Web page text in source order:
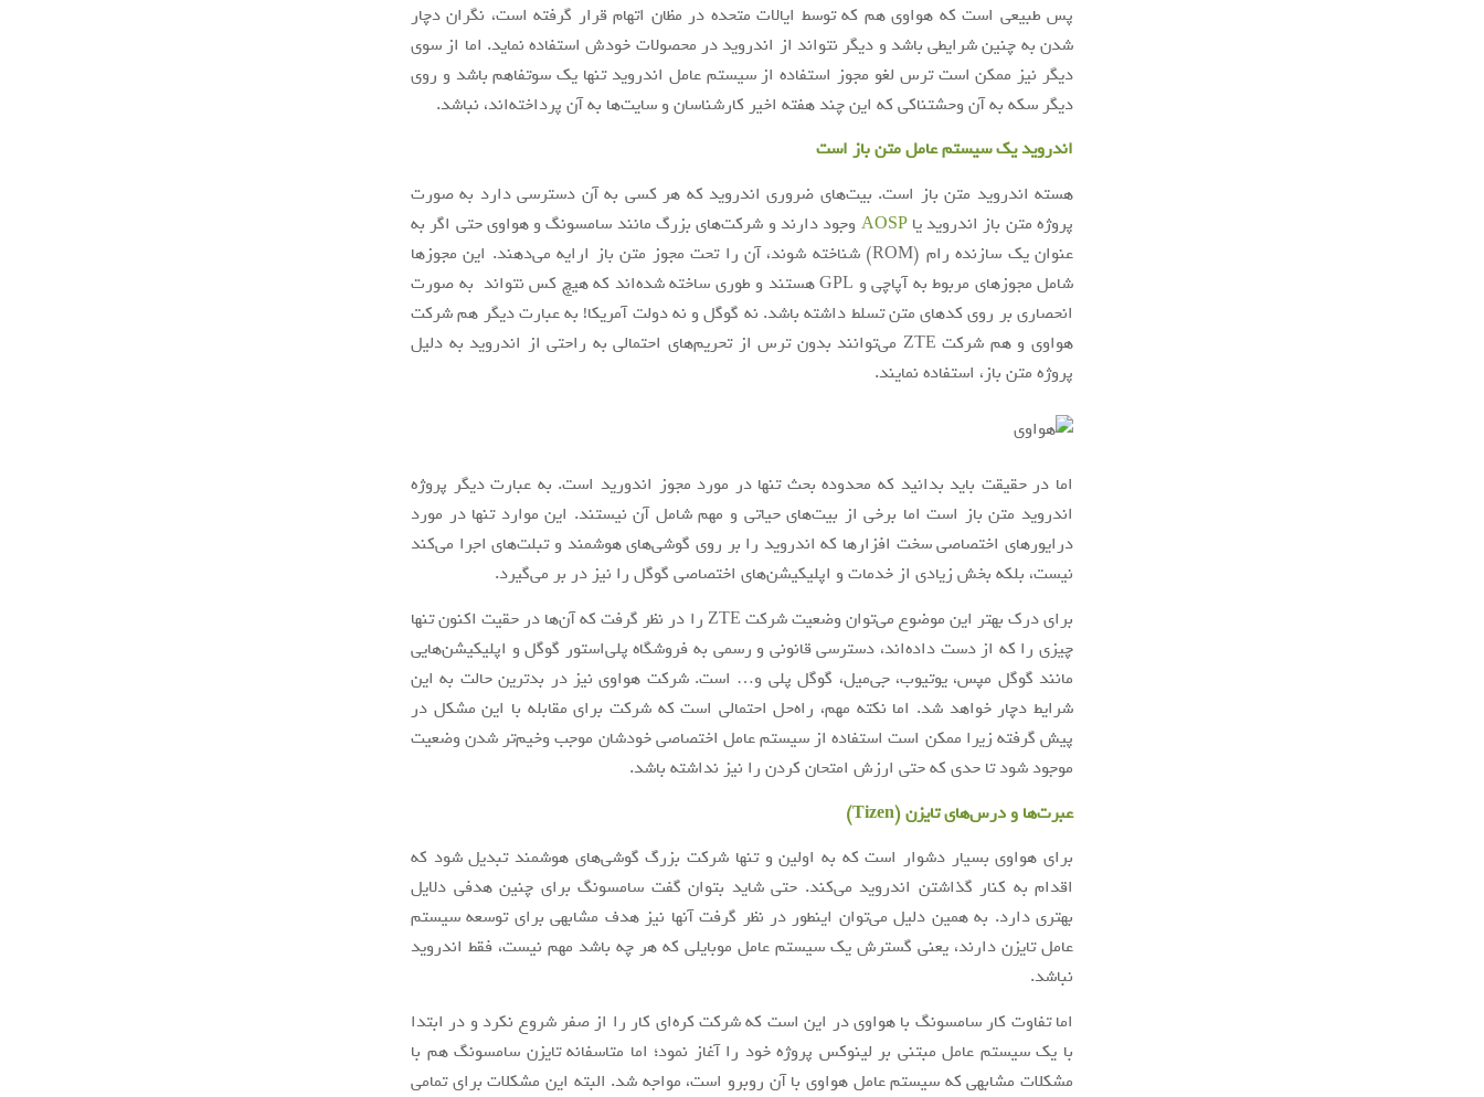
پس طبیعی است که هواوی هم که توسط ایالات متحده در مظان اتهام قرار گرفته است، نگران دچار
شدن به چنین شرایطی باشد و دیگر نتواند از اندروید در محصولات خودش استفاده نماید. اما از سوی
دیگر نیز ممکن است ترس لغو مجوز استفاده از سیستم عامل اندروید تنها یک سوتفاهم باشد و روی
دیگر سکه به آن وحشتناکی که این چند هفته اخیر کارشناسان و سایت‌ها به آن پرداخته‌اند، نباشد.
اندروید یک سیستم عامل متن باز است
هسته اندروید متن باز است. بیت‌های ضروری اندروید که هر کسی به آن دسترسی دارد به صورت
پروژه متن باز اندروید یاAOSP وجود دارند و شرکت‌های بزرگ مانند سامسونگ و هواوی حتی اگر به
عنوان یک سازنده رام (ROM) شناخته شوند، آن را تحت مجوز متن باز ارایه می‌دهند. این مجوز‌ها
شامل مجوز‌های مربوط به آپاچی و GPL هستند و طوری ساخته شده‌اند که هیچ کس نتواند به صورت
انحصاری بر روی کد‌های متن تسلط داشته باشد. نه گوگل و نه دولت آمریکا! به عبارت دیگر هم شرکت
هواوی و هم شرکت ZTE می‌توانند بدون ترس از تحریم‌های احتمالی به راحتی از اندروید به دلیل
پروژه متن باز، استفاده نمایند.
اما در حقیقت باید بدانید که محدوده بحث تنها در مورد مجوز اندورید است. به عبارت دیگر پروژه
اندروید متن باز است اما برخی از بیت‌های حیاتی و مهم شامل آن نیستند. این موارد تنها در مورد
درایور‌های اختصاصی سخت افزار‌ها که اندروید را بر روی گوشی‌های هوشمند و تبلت‌های اجرا می‌کند
نیست، بلکه بخش زیادی از خدمات و اپلیکیشن‌های اختصاصی گوگل را نیز در بر می‌گیرد.
برای درک بهتر این موضوع می‌توان وضعیت شرکت ZTE را در نظر گرفت که آن‌ها در حقیت اکنون تنها
چیزی را که از دست داده‌اند، دسترسی قانونی و رسمی به فروشگاه پلی‌استور گوگل و اپلیکیشن‌هایی
مانند گوگل مپس، یوتیوب، جی‌میل، گوگل پلی و… است. شرکت هواوی نیز در بد‌ترین حالت به این
شرایط دچار خواهد شد. اما نکته مهم، راه‌حل احتمالی است که شرکت برای مقابله با این مشکل در
پیش گرفته زیرا ممکن است استفاده از سیستم عامل اختصاصی خودشان موجب وخیم‌تر شدن وضعیت
موجود شود تا حدی که حتی ارزش امتحان کردن را نیز نداشته باشد.
عبرت‌ها و درس‌های تایزن (Tizen
)
برای هواوی بسیار دشوار است که به اولین و تنها شرکت بزرگ گوشی‌های هوشمند تبدیل شود که
اقدام به کنار گذاشتن اندروید می‌کند. حتی شاید بتوان گفت سامسونگ برای چنین هدفی دلایل
بهتری دارد. به همین دلیل می‌توان اینطور در نظر گرفت آنها نیز هدف مشابهی برای توسعه سیستم
عامل تایزن دارند، یعنی گسترش یک سیستم عامل موبایلی که هر چه باشد مهم نیست، فقط اندروید
نباشد.
اما تفاوت کار سامسونگ با هواوی در این است که شرکت کره‌ای کار را از صفر شروع نکرد و در ابتدا
با یک سیستم عامل مبتنی بر لینوکس پروژه خود را آغاز نمود؛ اما متاسفانه تایزن سامسونگ هم با
مشکلات مشابهی که سیستم عامل هواوی با آن روبرو است، مواجه شد. البته این مشکلات برای تمامی